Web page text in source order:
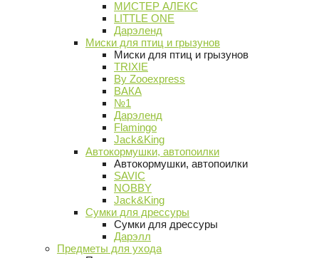
МИСТЕР АЛЕКС
LITTLE ONE
Дарэленд
Миски для птиц и грызунов
Миски для птиц и грызунов
TRIXIE
By Zooexpress
ВАКА
№1
Дарэленд
Flamingo
Jack&King
Автокормушки, автопоилки
Автокормушки, автопоилки
SAVIC
NOBBY
Jack&King
Сумки для дрессуры
Сумки для дрессуры
Дарэлл
Предметы для ухода